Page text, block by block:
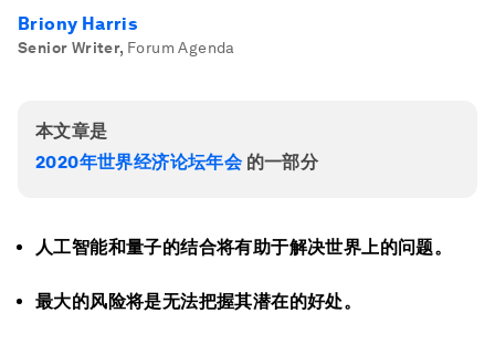
Briony Harris
Senior Writer, Forum Agenda
本文章是
2020年世界经济论坛年会的一部分
人工智能和量子的结合将有助于解决世界上的问题。
最大的风险将是无法把握其潜在的好处。